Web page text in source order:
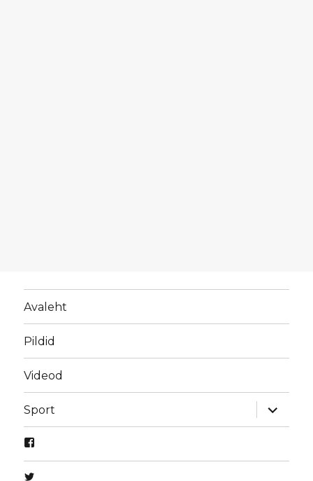
Avaleht
Pildid
Videod
Sport
laienda